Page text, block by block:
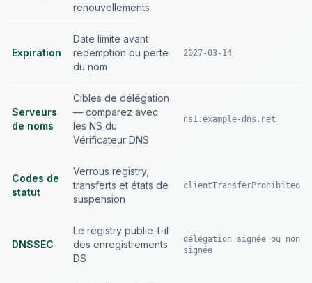
renouvellements
Expiration
Date limite avant
redemption ou perte
du nom
2027-03-14
Serveurs
de noms
Cibles de délégation
— comparez avec
les NS du
Vérificateur DNS
ns1.example-dns.net
Codes de
statut
Verrous registry,
transferts et états de
suspension
clientTransferProhibited
DNSSEC
Le registry publie-t-il
des enregistrements
DS
délégation signée ou non
signée